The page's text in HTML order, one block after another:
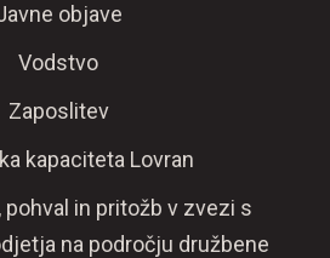
objave
Vodstvo
Zaposlitev
kapaciteta Lovran
pohval in pritožb v zvezi s
na področju družbene